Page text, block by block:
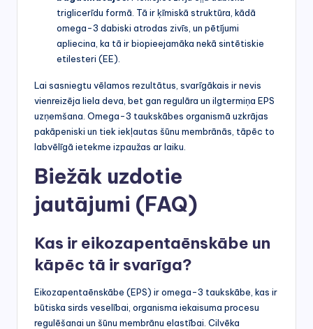
triglicerīdu formā. Tā ir ķīmiskā struktūra, kādā
omega-3 dabiski atrodas zivīs, un pētījumi
apliecina, ka tā ir biopieejamāka nekā sintētiskie
etilesteri (EE).
Lai sasniegtu vēlamos rezultātus, svarīgākais ir nevis
vienreizēja liela deva, bet gan regulāra un ilgtermiņa EPS
uzņemšana. Omega-3 taukskābes organismā uzkrājas
pakāpeniski un tiek iekļautas šūnu membrānās, tāpēc to
labvēlīgā ietekme izpaužas ar laiku.
Biežāk uzdotie
jautājumi (FAQ)
Kas ir eikozapentaēnskābe un
kāpēc tā ir svarīga?
Eikozapentaēnskābe (EPS) ir omega-3 taukskābe, kas ir
būtiska sirds veselībai, organisma iekaisuma procesu
regulēšanai un šūnu membrānu elastībai. Cilvēka